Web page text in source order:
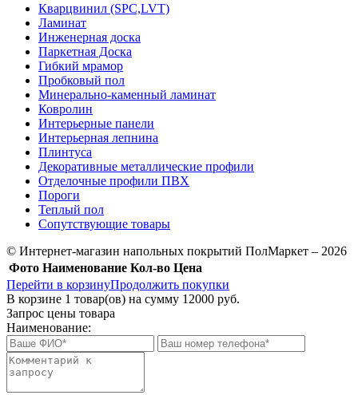
Кварцвинил (SPC,LVT)
Ламинат
Инженерная доска
Паркетная Доска
Гибкий мрамор
Пробковый пол
Минерально-каменный ламинат
Ковролин
Интерьерные панели
Интерьерная лепнина
Плинтуса
Декоративные металлические профили
Отделочные профили ПВХ
Пороги
Теплый пол
Сопутствующие товары
© Интернет-магазин напольных покрытий ПолМаркет – 2026
Фото Наименование Кол-во Цена
Перейти в корзинуПродолжить покупки
В корзине 1 товар(ов) на сумму 12000 руб.
Запрос цены товара
Наименование: